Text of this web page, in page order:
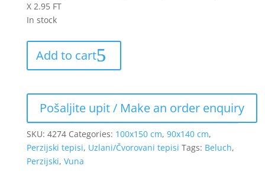
X 2.95 FT
In stock
Add to cart
SKU: 4274 Categories: 100x150 cm, 90x140 cm,
Perzijski tepisi, Uzlani/Čvorovani tepisi Tags: Beluch,
Perzijski, Vuna